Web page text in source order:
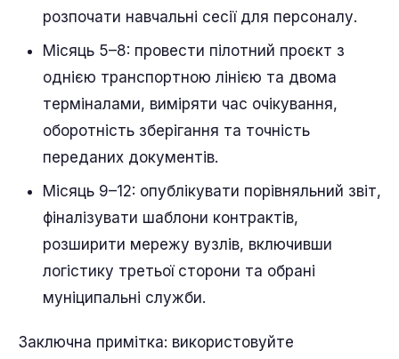
розпочати навчальні сесії для персоналу.
Місяць 5–8: провести пілотний проєкт з
однією транспортною лінією та двома
терміналами, виміряти час очікування,
оборотність зберігання та точність
переданих документів.
Місяць 9–12: опублікувати порівняльний звіт,
фіналізувати шаблони контрактів,
розширити мережу вузлів, включивши
логістику третьої сторони та обрані
муніципальні служби.
Заключна примітка: використовуйте